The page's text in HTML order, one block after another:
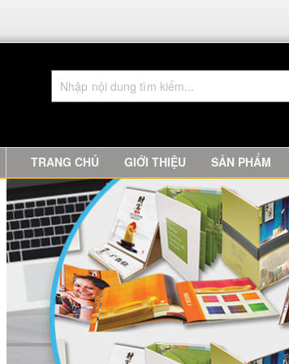
TRANG CHỦ GIỚI THIỆU SẢN PHẨM